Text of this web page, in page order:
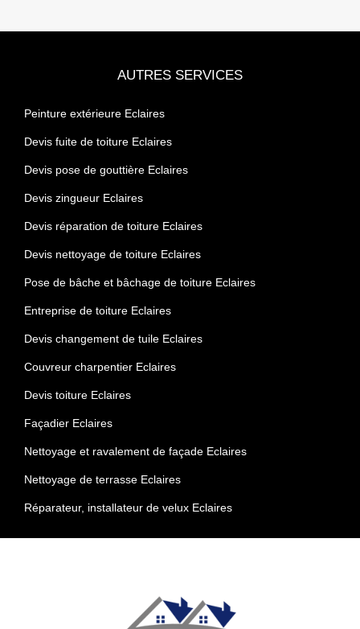
AUTRES SERVICES
Peinture extérieure Eclaires
Devis fuite de toiture Eclaires
Devis pose de gouttière Eclaires
Devis zingueur Eclaires
Devis réparation de toiture Eclaires
Devis nettoyage de toiture Eclaires
Pose de bâche et bâchage de toiture Eclaires
Entreprise de toiture Eclaires
Devis changement de tuile Eclaires
Couvreur charpentier Eclaires
Devis toiture Eclaires
Façadier Eclaires
Nettoyage et ravalement de façade Eclaires
Nettoyage de terrasse Eclaires
Réparateur, installateur de velux Eclaires